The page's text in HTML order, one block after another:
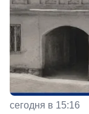
сегодня в 15:16